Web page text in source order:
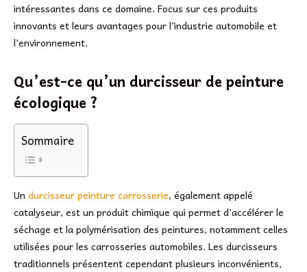
intéressantes dans ce domaine. Focus sur ces produits
innovants et leurs avantages pour l’industrie automobile et
l’environnement.
Qu’est-ce qu’un durcisseur de peinture
écologique ?
Sommaire
Un durcisseur peinture carrosserie, également appelé
catalyseur, est un produit chimique qui permet d’accélérer le
séchage et la polymérisation des peintures, notamment celles
utilisées pour les carrosseries automobiles. Les durcisseurs
traditionnels présentent cependant plusieurs inconvénients,